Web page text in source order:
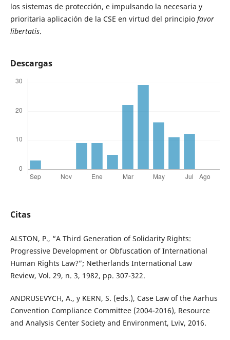
los sistemas de protección, e impulsando la necesaria y
prioritaria aplicación de la CSE en virtud del principio favor
libertatis.
Descargas
Citas
ALSTON, P., “A Third Generation of Solidarity Rights:
Progressive Development or Obfuscation of International
Human Rights Law?”; Netherlands International Law
Review, Vol. 29, n. 3, 1982, pp. 307-322.
ANDRUSEVYCH, A., y KERN, S. (eds.), Case Law of the Aarhus
Convention Compliance Committee (2004-2016), Resource
and Analysis Center Society and Environment, Lviv, 2016.